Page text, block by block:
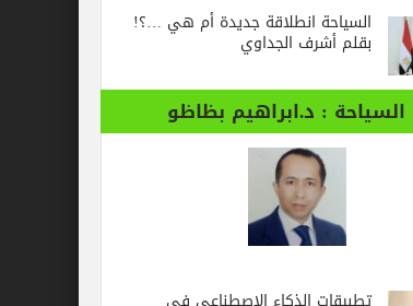
السياحة انطلاقة جديدة أم هي …؟!
بقلم أشرف الجداوي
السياحة : د.ابراهيم بظاظو